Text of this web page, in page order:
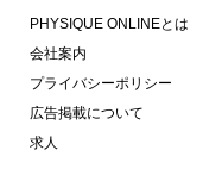
PHYSIQUE ONLINEとは
会社案内
プライバシーポリシー
広告掲載について
求人